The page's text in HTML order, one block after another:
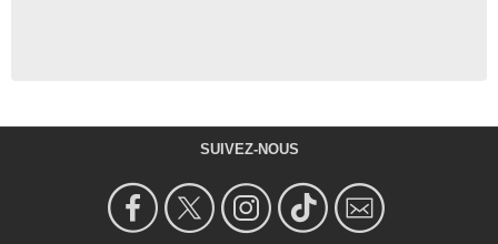
SUIVEZ-NOUS